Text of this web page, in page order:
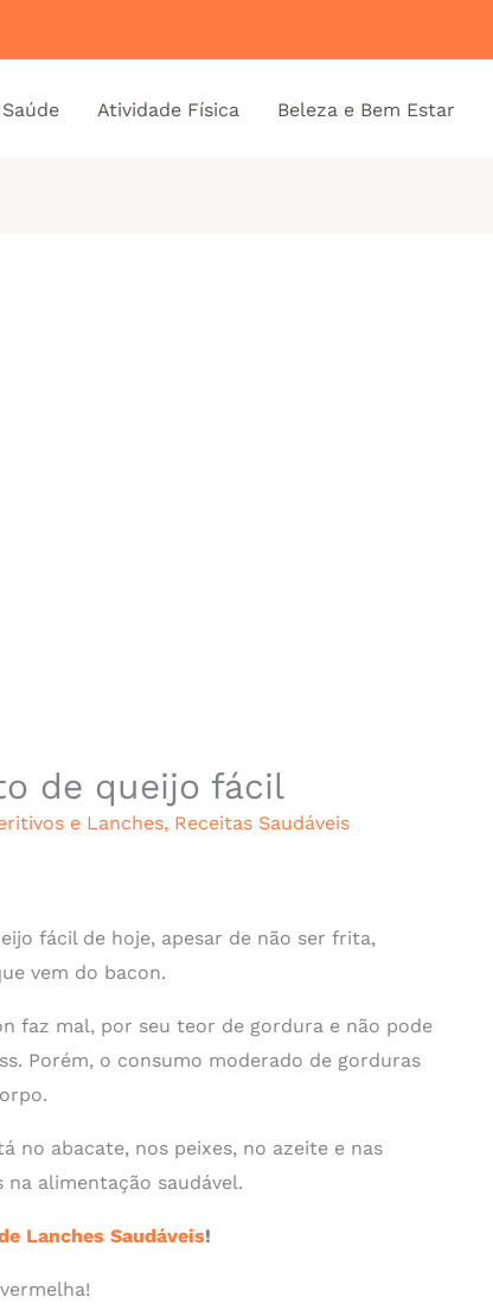
Atividade Física Beleza e Bem Estar
de queijo fácil
e Lanches, Receitas Saudáveis
fácil de hoje, apesar de não ser frita,
vem do bacon.
faz mal, por seu teor de gordura e não pode
Porém, o consumo moderado de gorduras
no abacate, nos peixes, no azeite e nas
alimentação saudável.
Lanches Saudáveis!